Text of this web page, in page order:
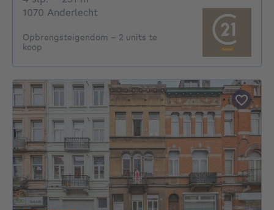
1070 Anderlecht
Opbrengsteigendom – 2 units te
koop